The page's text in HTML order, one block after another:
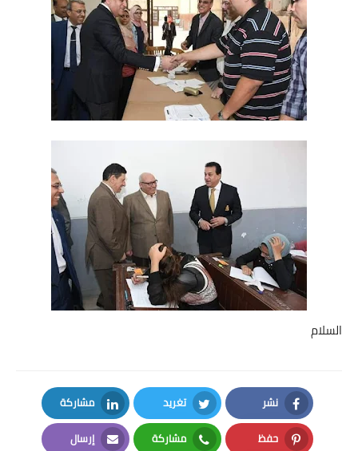
السلام
نشر
Facebook
تغريد
Twitter
مشاركة
LinkedIn
حفظ مشاركة إرسال